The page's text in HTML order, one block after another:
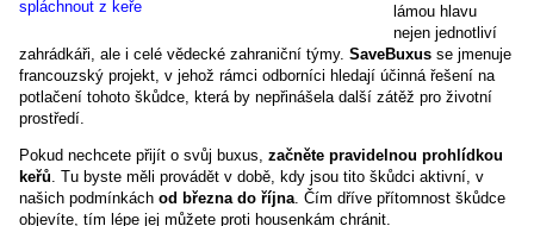
lámou hlavu
nejen jednotliví
zahrádkáři, ale i celé vědecké zahraniční týmy. SaveBuxus se jmenuje
francouzský projekt, v jehož rámci odborníci hledají účinná řešení na
potlačení tohoto škůdce, která by nepřinášela další zátěž pro životní
prostředí.
Pokud nechcete přijít o svůj buxus, začněte pravidelnou prohlídkou
keřů . Tu byste měli provádět v době, kdy jsou tito škůdci aktivní, v
našich podmínkách od března do října . Čím dříve přítomnost škůdce
objevíte, tím lépe jej můžete proti housenkám chránit.